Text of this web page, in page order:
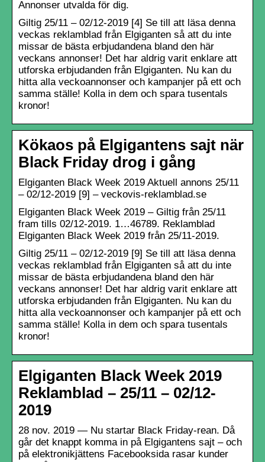
Annonser utvalda för dig.
Giltig 25/11 – 02/12-2019 [4] Se till att läsa denna
veckas reklamblad från Elgiganten så att du inte
missar de bästa erbjudandena bland den här
veckans annonser! Det har aldrig varit enklare att
utforska erbjudanden från Elgiganten. Nu kan du
hitta alla veckoannonser och kampanjer på ett och
samma ställe! Kolla in dem och spara tusentals
kronor!
Kökaos på Elgigantens sajt när
Black Friday drog i gång
Elgiganten Black Week 2019 Aktuell annons 25/11
– 02/12-2019 [9] – veckovis-reklamblad.se
Elgiganten Black Week 2019 – Giltig från 25/11
fram tills 02/12-2019. 1…46789. Reklamblad
Elgiganten Black Week 2019 från 25/11-2019.
Giltig 25/11 – 02/12-2019 [9] Se till att läsa denna
veckas reklamblad från Elgiganten så att du inte
missar de bästa erbjudandena bland den här
veckans annonser! Det har aldrig varit enklare att
utforska erbjudanden från Elgiganten. Nu kan du
hitta alla veckoannonser och kampanjer på ett och
samma ställe! Kolla in dem och spara tusentals
kronor!
Elgiganten Black Week 2019
Reklamblad – 25/11 – 02/12-
2019
28 nov. 2019 — Nu startar Black Friday-rean. Då
går det knappt komma in på Elgigantens sajt – och
på elektronikjättens Facebooksida rasar kunder